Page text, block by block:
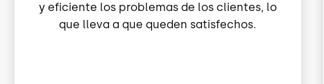
y eficiente los problemas de los clientes, lo
que lleva a que queden satisfechos.